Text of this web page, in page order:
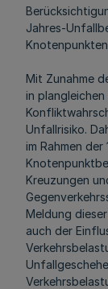
Jahres-
Mit Zunahme
in
Unfallrisiko.
im Rahmen
Kreuzungen
Meldung
auch der